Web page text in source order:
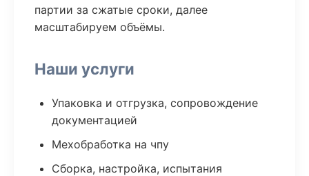
партии за сжатые сроки, далее
масштабируем объёмы.
Наши услуги
Упаковка и отгрузка, сопровождение
документацией
Мехобработка на чпу
Сборка, настройка, испытания